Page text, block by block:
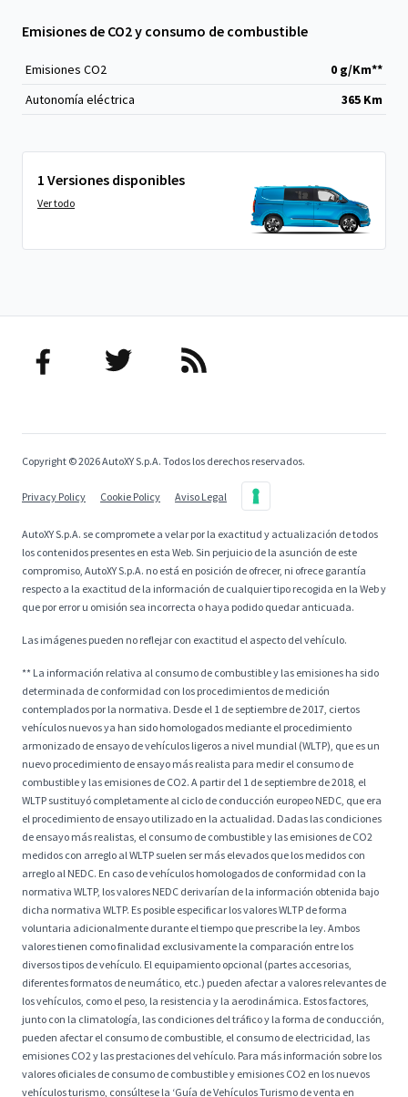
Emisiones de CO2 y consumo de combustible
Emisiones CO2
0 g/Km**
Autonomía eléctrica
365 Km
1 Versiones disponibles
Ver todo
Copyright © 2026 AutoXY S.p.A. Todos los derechos reservados.
Privacy Policy Cookie Policy Aviso Legal
AutoXY S.p.A. se compromete a velar por la exactitud y actualización de todos
los contenidos presentes en esta Web. Sin perjuicio de la asunción de este
compromiso, AutoXY S.p.A. no está en posición de ofrecer, ni ofrece garantía
respecto a la exactitud de la información de cualquier tipo recogida en la Web y
que por error u omisión sea incorrecta o haya podido quedar anticuada.
Las imágenes pueden no reflejar con exactitud el aspecto del vehículo.
** La información relativa al consumo de combustible y las emisiones ha sido
determinada de conformidad con los procedimientos de medición
contemplados por la normativa. Desde el 1 de septiembre de 2017, ciertos
vehículos nuevos ya han sido homologados mediante el procedimiento
armonizado de ensayo de vehículos ligeros a nivel mundial (WLTP), que es un
nuevo procedimiento de ensayo más realista para medir el consumo de
combustible y las emisiones de CO2. A partir del 1 de septiembre de 2018, el
WLTP sustituyó completamente al ciclo de conducción europeo NEDC, que era
el procedimiento de ensayo utilizado en la actualidad. Dadas las condiciones
de ensayo más realistas, el consumo de combustible y las emisiones de CO2
medidos con arreglo al WLTP suelen ser más elevados que los medidos con
arreglo al NEDC. En caso de vehículos homologados de conformidad con la
normativa WLTP, los valores NEDC derivarían de la información obtenida bajo
dicha normativa WLTP. Es posible especificar los valores WLTP de forma
voluntaria adicionalmente durante el tiempo que prescribe la ley. Ambos
valores tienen como finalidad exclusivamente la comparación entre los
diversos tipos de vehículo. El equipamiento opcional (partes accesorias,
diferentes formatos de neumático, etc.) pueden afectar a valores relevantes de
los vehículos, como el peso, la resistencia y la aerodinámica. Estos factores,
junto con la climatología, las condiciones del tráfico y la forma de conducción,
pueden afectar el consumo de combustible, el consumo de electricidad, las
emisiones CO2 y las prestaciones del vehículo. Para más información sobre los
valores oficiales de consumo de combustible y emisiones CO2 en los nuevos
vehículos turismo, consúltese la ‘Guía de Vehículos Turismo de venta en